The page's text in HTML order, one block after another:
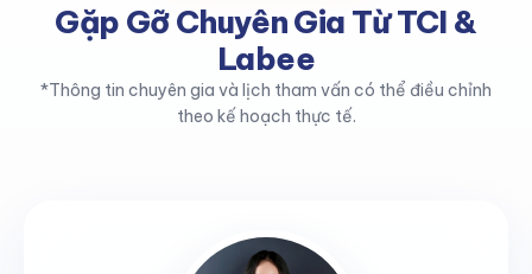
Gặp Gỡ Chuyên Gia Từ TCI &
Labee
*Thông tin chuyên gia và lịch tham vấn có thể điều chỉnh
theo kế hoạch thực tế.